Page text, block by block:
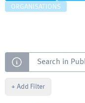
ORGANISATIONS
Search
+ Add Filter